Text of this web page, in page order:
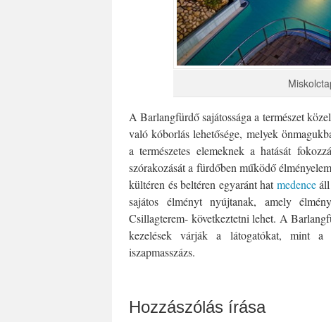
A Barlangfürdő sajátossága a természet
való kóborlás lehetősége, melyek
a természetes elemeknek a hatását
szórakozását a fürdőben működő
kültéren és beltéren egyaránt hatmedenceáll
sajátos élményt nyújtanak, amely
Csillagterem- következtetni lehet. A
kezelések várják a látogatókat, mint a
iszapmasszázs.
Hozzászólás írása